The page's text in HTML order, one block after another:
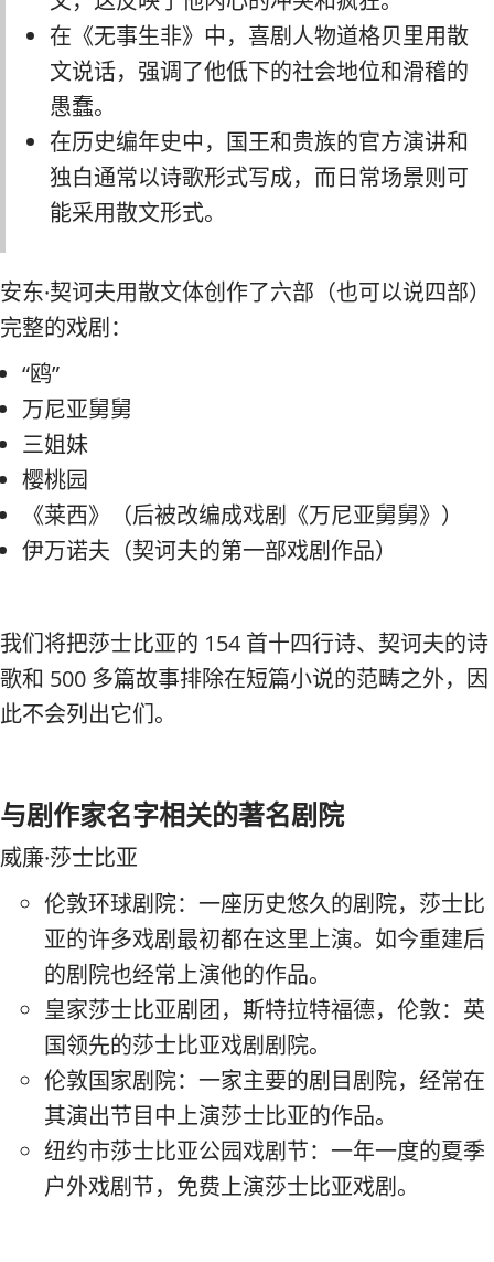
在《无事生非》中，喜剧人物道格贝里用散
文说话，强调了他低下的社会地位和滑稽的
愚蠢。
在历史编年史中，国王和贵族的官方演讲和
独白通常以诗歌形式写成，而日常场景则可
能采用散文形式。
安东·契诃夫用散文体创作了六部（也可以说四部）
完整的戏剧：
“鸥”
万尼亚舅舅
三姐妹
樱桃园
《莱西》（后被改编成戏剧《万尼亚舅舅》）
伊万诺夫（契诃夫的第一部戏剧作品）
我们将把莎士比亚的 154 首十四行诗、契诃夫的诗
歌和 500 多篇故事排除在短篇小说的范畴之外，因
此不会列出它们。
与剧作家名字相关的著名剧院
威廉·莎士比亚
伦敦环球剧院：一座历史悠久的剧院，莎士比
亚的许多戏剧最初都在这里上演。如今重建后
的剧院也经常上演他的作品。
皇家莎士比亚剧团，斯特拉特福德，伦敦：英
国领先的莎士比亚戏剧剧院。
伦敦国家剧院：一家主要的剧目剧院，经常在
其演出节目中上演莎士比亚的作品。
纽约市莎士比亚公园戏剧节：一年一度的夏季
户外戏剧节，免费上演莎士比亚戏剧。